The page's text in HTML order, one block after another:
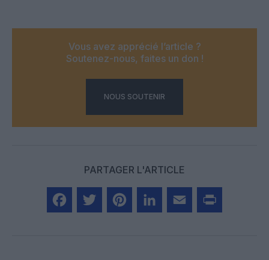
Vous avez apprécié l’article ?
Soutenez-nous, faites un don !
NOUS SOUTENIR
PARTAGER L'ARTICLE